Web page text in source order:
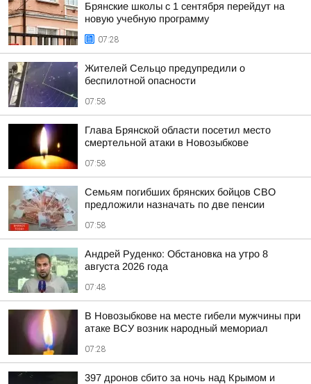
Брянские школы с 1 сентября перейдут на
новую учебную программу
07:28
Жителей Сельцо предупредили о
беспилотной опасности
07:58
Глава Брянской области посетил место
смертельной атаки в Новозыбкове
07:58
Семьям погибших брянских бойцов СВО
предложили назначать по две пенсии
07:58
Андрей Руденко: Обстановка на утро 8
августа 2026 года
07:48
В Новозыбкове на месте гибели мужчины при
атаке ВСУ возник народный мемориал
07:28
397 дронов сбито за ночь над Крымом и